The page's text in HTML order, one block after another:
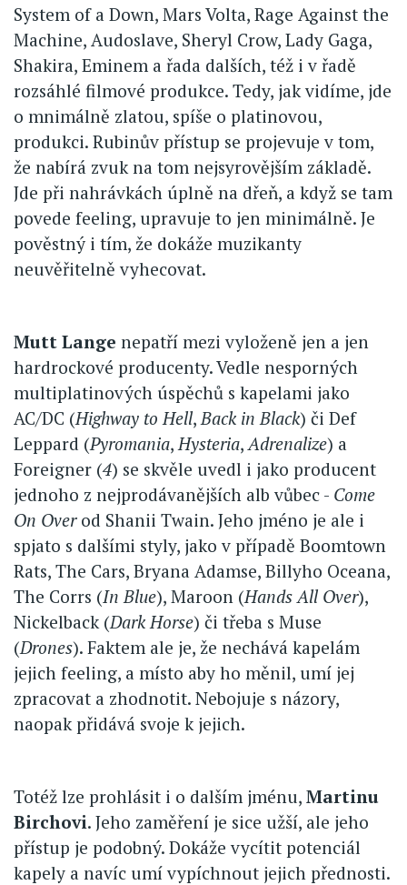
System of a Down, Mars Volta, Rage Against the
Machine, Audoslave, Sheryl Crow, Lady Gaga,
Shakira, Eminem a řada dalších, též i v řadě
rozsáhlé filmové produkce. Tedy, jak vidíme, jde
o mnimálně zlatou, spíše o platinovou,
produkci. Rubinův přístup se projevuje v tom,
že nabírá zvuk na tom nejsyrovějším základě.
Jde při nahrávkách úplně na dřeň, a když se tam
povede feeling, upravuje to jen minimálně. Je
pověstný i tím, že dokáže muzikanty
neuvěřitelně vyhecovat.
Mutt Lange nepatří mezi vyloženě jen a jen
hardrockové producenty. Vedle nesporných
multiplatinových úspěchů s kapelami jako
AC/DC (Highway to Hell, Back in Black) či Def
Leppard (Pyromania, Hysteria, Adrenalize) a
Foreigner (4) se skvěle uvedl i jako producent
jednoho z nejprodávanějších alb vůbec - Come
On Overod Shanii Twain. Jeho jméno je ale i
spjato s dalšími styly, jako v případě Boomtown
Rats, The Cars, Bryana Adamse, Billyho Oceana,
The Corrs (In Blue), Maroon (Hands All Over),
Nickelback (Dark Horse) či třeba s Muse
(Drones). Faktem ale je, že nechává kapelám
jejich feeling, a místo aby ho měnil, umí jej
zpracovat a zhodnotit. Nebojuje s názory,
naopak přidává svoje k jejich.
Totéž lze prohlásit i o dalším jménu, Martinu
Birchovi. Jeho zaměření je sice užší, ale jeho
přístup je podobný. Dokáže vycítit potenciál
kapely a navíc umí vypíchnout jejich přednosti.